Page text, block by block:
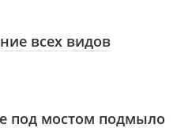
всех видов
под мостом подмыло